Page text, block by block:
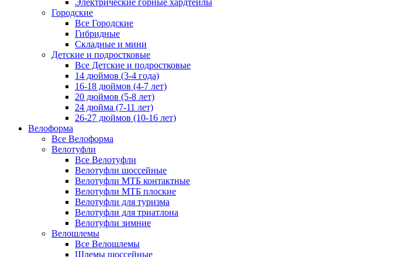
Электрические горные хардтейлы
Городские
Все Городские
Гибридные
Складные и мини
Детские и подростковые
Все Детские и подростковые
14 дюймов (3-4 года)
16-18 дюймов (4-7 лет)
20 дюймов (5-8 лет)
24 дюйма (7-11 лет)
26-27 дюймов (10-16 лет)
Велоформа
Все Велоформа
Велотуфли
Все Велотуфли
Велотуфли шоссейные
Велотуфли МТБ контактные
Велотуфли МТБ плоские
Велотуфли для туризма
Велотуфли для триатлона
Велотуфли зимние
Велошлемы
Все Велошлемы
Шлемы шоссейные